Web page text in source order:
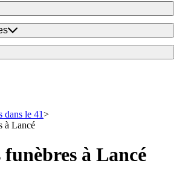
dans le 41
à Lancé
funèbres à Lancé